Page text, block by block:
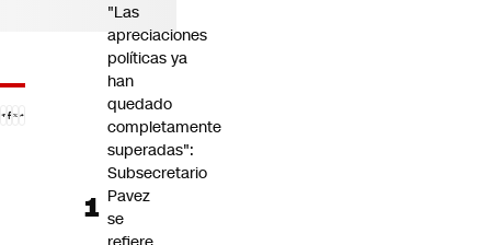
"Las
apreciaciones
políticas ya
han
quedado
completamente
superadas":
Subsecretario
Pavez
se